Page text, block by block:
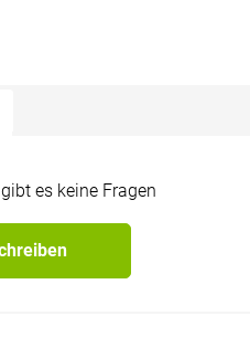
es keine Fragen